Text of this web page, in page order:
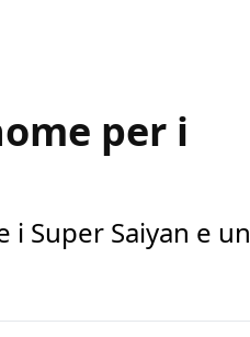
per i
Super Saiyan e un